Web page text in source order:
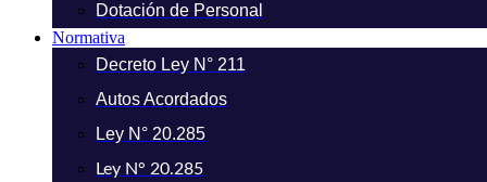
Dotación de Personal
Normativa
Decreto Ley N° 211
Autos Acordados
Ley N° 20.285
Ley N° 20.285